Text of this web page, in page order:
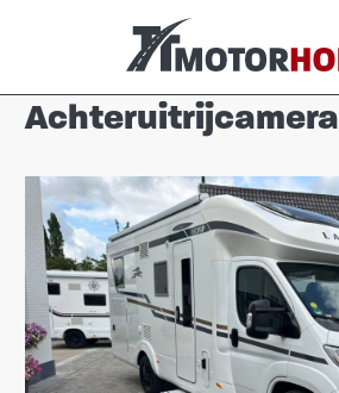
Achteruitrijcamera